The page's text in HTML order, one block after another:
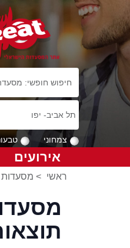
צמחוני
אירועים
ראשי > מסעדות